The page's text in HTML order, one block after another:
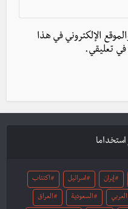
الإلكتروني في هذا
في تعليقي.
استخداما
إيران اسرائيل اكتئاب
السعودية العراق